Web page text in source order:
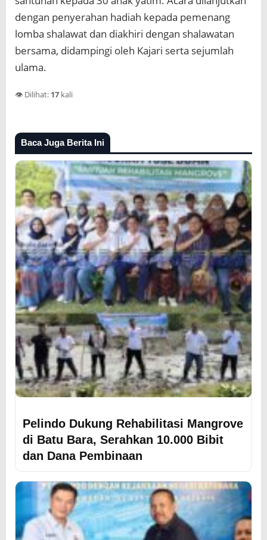
dengan penyerahan hadiah kepada pemenang
lomba shalawat dan diakhiri dengan shalawatan
bersama, didampingi oleh Kajari serta sejumlah
ulama.
👁️ Dilihat: 17 kali
Baca Juga Berita Ini
Pelindo Dukung Rehabilitasi Mangrove
di Batu Bara, Serahkan 10.000 Bibit
dan Dana Pembinaan